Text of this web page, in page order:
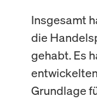
Insgesamt
die
gehabt. Es
Grundlage